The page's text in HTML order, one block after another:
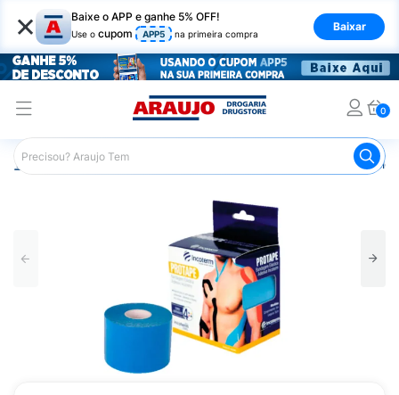
× Baixe o APP e ganhe 5% OFF!
Use o cupom APP5 na primeira compra
Baixar
0
Araujo Saúde e Bem Estar Fisioterapia e Atividade Física